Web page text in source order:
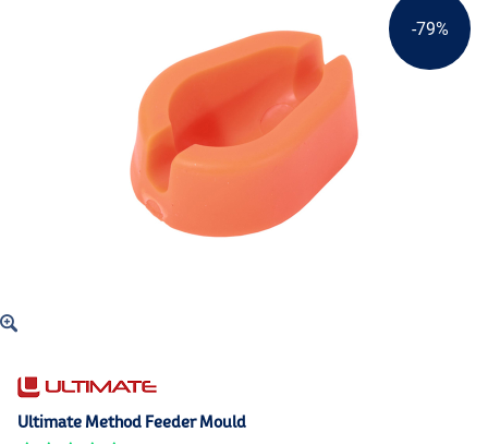
-79%
Ultimate Method Feeder Mould